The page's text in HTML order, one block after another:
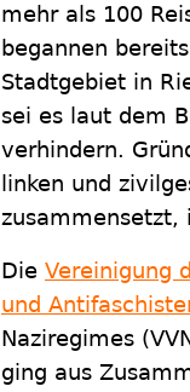
mehr als 100
begannen
Stadtgebiet in
sei es laut dem
verhindern.
linken und
zusammensetzt,
Die Vereinigung
und
Naziregimes
ging aus